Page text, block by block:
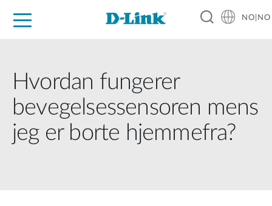
NO|NO
Hvordan fungerer
bevegelsessensoren mens
jeg er borte hjemmefra?